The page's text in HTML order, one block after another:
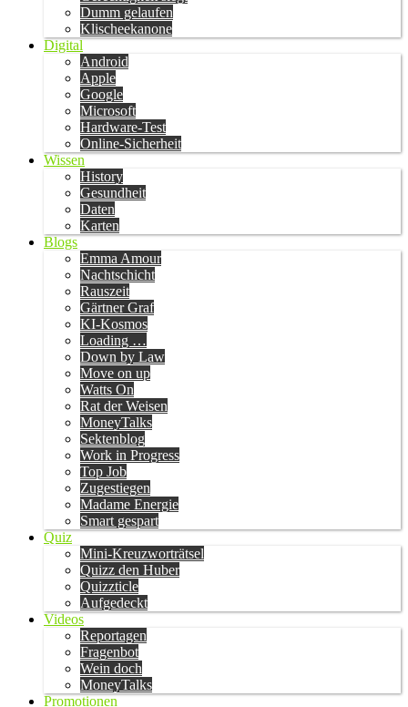
Dumm gelaufen
Klischeekanone
Digital
Android
Apple
Google
Microsoft
Hardware-Test
Online-Sicherheit
Wissen
History
Gesundheit
Daten
Karten
Blogs
Emma Amour
Nachtschicht
Rauszeit
Gärtner Graf
KI-Kosmos
Loading …
Down by Law
Move on up
Watts On
Rat der Weisen
MoneyTalks
Sektenblog
Work in Progress
Top Job
Zugestiegen
Madame Energie
Smart gespart
Quiz
Mini-Kreuzworträtsel
Quizz den Huber
Quizzticle
Aufgedeckt
Videos
Reportagen
Fragenbot
Wein doch
MoneyTalks
Promotionen